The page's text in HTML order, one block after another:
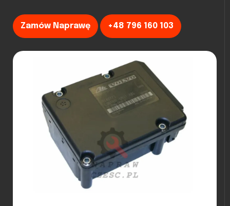
Zamów Naprawę +48 796 160 103